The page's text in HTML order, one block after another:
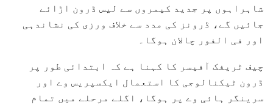
شاہراہوں پر جدید کیمروں سے لیس ڈرون اڑائے
جائیں گے، ڈرونز کی مدد سے خلاف ورزی کی نشاندہی
اور فی الفور چالان ہوگا۔
چیف ٹریفک آفیسر کا کہنا ہے کہ ابتدائی طور پر
ڈرون ٹیکنالوجی کا استعمال ایکسپریس وے اور
سرینگر ہائی وے پر ہوگا، اگلے مرحلے میں تمام